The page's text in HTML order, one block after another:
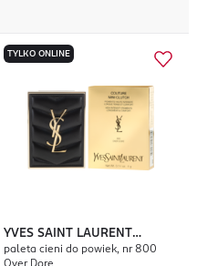
TYLKO ONLINE
YVES SAINT LAURENT
Couture Mini Clutch
paleta cieni do powiek, nr 800